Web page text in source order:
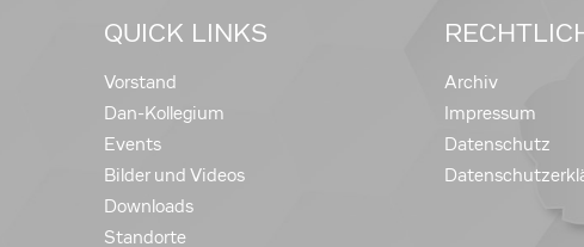
QUICK LINKS
Vorstand
Dan-Kollegium
Events
Bilder und Videos
Downloads
Standorte
Archiv
Impressum
Datenschutz